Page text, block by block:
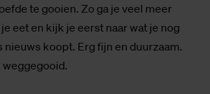
te gooien. Zo ga je veel meer
eet en kijk je eerst naar wat je nog
nieuws koopt. Erg fijn en duurzaam.